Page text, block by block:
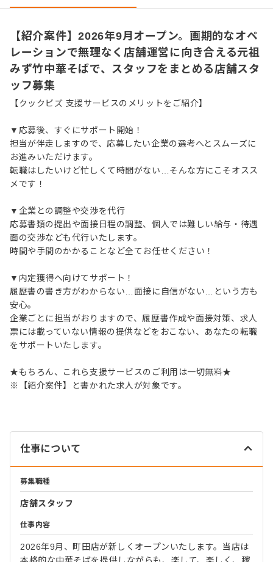
【紹介案件】2026年9月オープン。画期的なオペ
レーションで無理なく店舗運営に向き合える元祖
みず竹中華そばで、スタッフをまとめる店舗スタ
ッフ募集
【クックビズ 支援サービスのメリットをご紹介】
▼応募後、すぐにサポート開始！
担当が伴走しますので、応募したい企業の選考へとスムーズに
お進みいただけます。
転職はしたいけど忙しくて時間がない…そんな方にこそオスス
メです！
▼企業との調整や交渉を代行
応募書類の提出や面接日程の調整、個人では難しい給与・待遇
面の交渉なども代行いたします。
時間や手間のかかることなど全てお任せください！
▼内定獲得へ向けてサポート！
履歴書の書き方がわからない…面接に自信がない…という方も
安心。
企業ごとに担当がおりますので、履歴書作成や面接対策、求人
票には載っていない情報の提供などをおこない、あなたの転職
をサポートいたします。
★もちろん、これら支援サービスのご利用は一切無料★
※【紹介案件】と書かれた求人が対象です。
仕事について
募集職種
店舗スタッフ
仕事内容
2026年9月、町田店が新しくオープンいたします。当店は